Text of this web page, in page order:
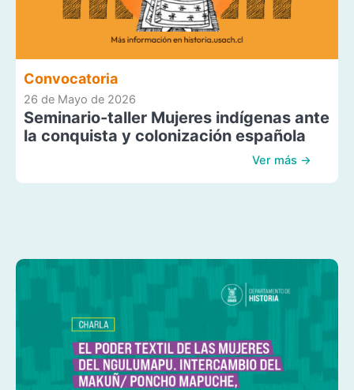
Convocatoria
26 de Mayo de 2026
Seminario-taller Mujeres indígenas ante
la conquista y colonización española
Ver más →